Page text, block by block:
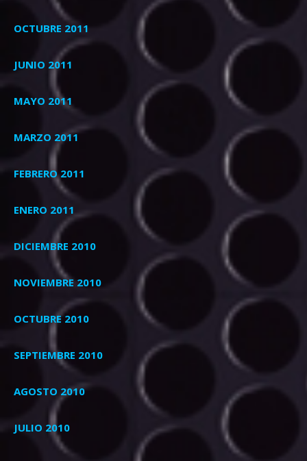
OCTUBRE 2011
JUNIO 2011
MAYO 2011
MARZO 2011
FEBRERO 2011
ENERO 2011
DICIEMBRE 2010
NOVIEMBRE 2010
OCTUBRE 2010
SEPTIEMBRE 2010
AGOSTO 2010
JULIO 2010